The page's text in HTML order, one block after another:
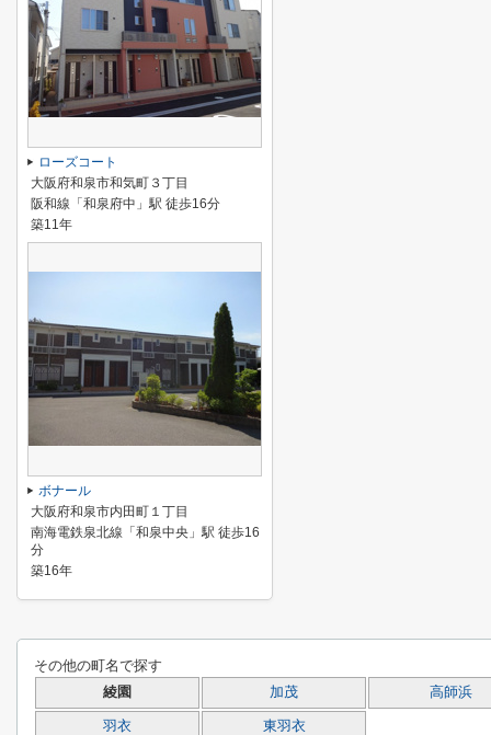
ローズコート
大阪府和泉市和気町３丁目
阪和線「和泉府中」駅 徒歩16分
築11年
ボナール
大阪府和泉市内田町１丁目
南海電鉄泉北線「和泉中央」駅 徒歩16
分
築16年
その他の町名で探す
綾園 加茂 高師浜
羽衣 東羽衣